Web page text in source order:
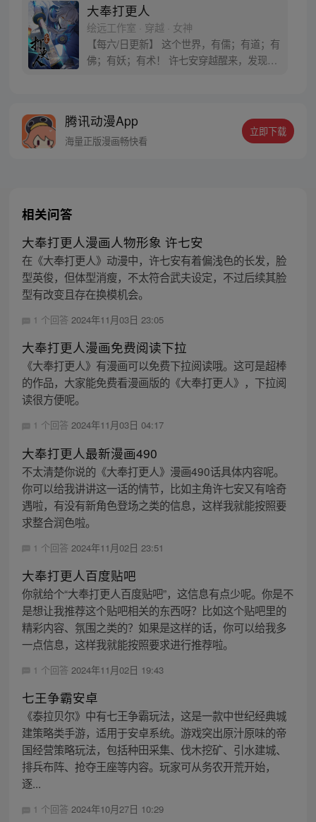
大奉打更人
绘远工作室 · 穿越 · 女神
【每六/日更新】 这个世界，有儒；有道；有
佛；有妖；有术！ 许七安穿越醒来，发现自
者卖报小郎君同名小说 QQ群号：
799493374
腾讯动漫App
海量正版漫画畅快看
立即下载
相关问答
大奉打更人漫画人物形象 许七安
在《大奉打更人》动漫中，许七安有着偏浅色的长发，脸
型英俊，但体型消瘦，不太符合武夫设定，不过后续其脸
型有改变且存在换模机会。
1 个回答 2024年11月03日 23:05
大奉打更人漫画免费阅读下拉
《大奉打更人》有漫画可以免费下拉阅读哦。这可是超棒
的作品，大家能免费看漫画版的《大奉打更人》，下拉阅
读很方便呢。
1 个回答 2024年11月03日 04:17
大奉打更人最新漫画490
不太清楚你说的《大奉打更人》漫画490话具体内容呢。
你可以给我讲讲这一话的情节，比如主角许七安又有啥奇
遇啦，有没有新角色登场之类的信息，这样我就能按照要
求整合润色啦。
1 个回答 2024年11月02日 23:51
大奉打更人百度贴吧
你就给个“大奉打更人百度贴吧”，这信息有点少呢。你是不
是想让我推荐这个贴吧相关的东西呀？比如这个贴吧里的
精彩内容、氛围之类的？如果是这样的话，你可以给我多
一点信息，这样我就能按照要求进行推荐啦。
1 个回答 2024年11月02日 19:43
七王争霸安卓
《泰拉贝尔》中有七王争霸玩法，这是一款中世纪经典城
建策略类手游，适用于安卓系统。游戏突出原汁原味的帝
国经营策略玩法，包括种田采集、伐木挖矿、引水建城、
排兵布阵、抢夺王座等内容。玩家可从务农开荒开始，
逐...
1 个回答 2024年10月27日 10:29